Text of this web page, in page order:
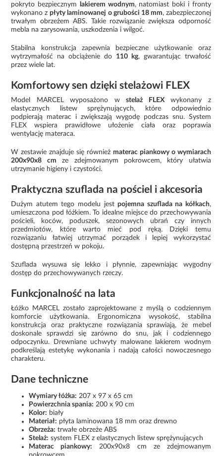
pokryto bezpiecznym
lakierem wodnym, natomiast boki i fronty
wykonano zpłyty laminowanej o grubości 18 mm, zabezpieczonej
trwałym obrzeżem ABS. Takie rozwiązanie zwiększa odporność
mebla na zarysowania, uszkodzenia i wilgoć.
Stabilna konstrukcja zapewnia bezpieczne użytkowanie oraz
wytrzymałość na obciążenie do 110 kg, gwarantując trwałość
przez wiele lat.
Komfortowy sen dzięki stelażowi FLEX
Model MARCEL wyposażono wstelaż FLEXwykonany z
elastycznych listew sprężynujących, które odpowiednio
podpierają materac i zwiększają wygodę podczas snu. System
FLEX wspiera prawidłowe ułożenie ciała oraz poprawia
wentylację materaca.
W zestawie znajduje się również materac piankowy o wymiarach
200x90x8 cm ze zdejmowanym pokrowcem, który ułatwia
utrzymanie higieny i czystości.
Praktyczna szuflada na pościel i akcesoria
Dużym atutem tego modelu jestpojemna szuflada na kółkach,
umieszczona pod łóżkiem. To idealne miejsce do przechowywania
pościeli, koców, poduszek, sezonowych ubrań czy innych
przedmiotów, które warto mieć pod ręką. Dzięki temu
rozwiązaniu łatwiej utrzymać porządek i lepiej wykorzystać
dostępną przestrzeń w pokoju.
Szuflada wysuwa się lekko i płynnie, zapewniając wygodny
dostęp do przechowywanych rzeczy.
Funkcjonalność na lata
Łóżko MARCEL zostało zaprojektowane z myślą o codziennym
komforcie użytkowania. Ergonomiczna wysokość, stabilna
konstrukcja oraz praktyczne rozwiązania sprawiają, że mebel
doskonale sprawdzi się zarówno do snu, jak i codziennego
odpoczynku. Drewniane uchwyty malowane lakierem wodnym
podkreślają estetykę wykonania i nadają całości nowoczesnego
charakteru.
Dane techniczne
Wymiary łóżka: 207 x 97 x 65 cm
Powierzchnia spania: 200 x 90 cm
Kolor: biały
Materiał: płyta laminowana 18 mm oraz drewno
Obrzeża: trwałe obrzeże ABS
Stelaż: system FLEX z elastycznych listew sprężynujących
Materac piankowy:
200x90x8 cm ze zdejmowanym